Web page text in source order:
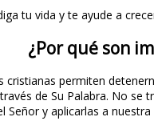
tu vida y te ayude a
¿Por qué son
cristianas permiten
de Su Palabra. No se
Señor y aplicarlas a